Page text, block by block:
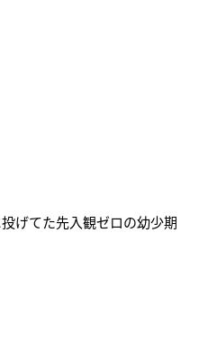
げてた先入観ゼロの幼少期